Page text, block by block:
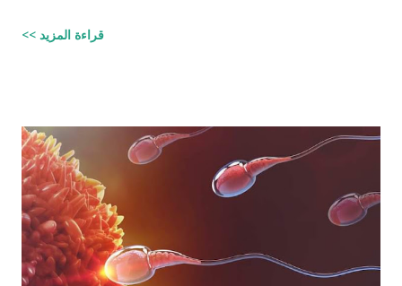
الحصص وذلك لأنه في حالات مُعَيَّنة يكون مجموع حصص الورثة أكثر
القرآن الكريم مقدار حصص الوارثين المحتمل وجودهم على الغالب
أثناء تقسيم الميراث، فمثلاً ترث الأخت نصف مقدار الأخ الشقيق ولكن
هناك الكثير من الاحتمالات لوجود عدة أنواع من الورثة في نفس الوقت
مثل (أخ، أخت، عّم، جد حفيد وكذا) وبطبيعة الحال ليس من المعقول
افتراض تفصيل آيات القرآن الكريم لكل الحالات التي فيها تراكيب
مختلفة من الوارثين، وإلِّا لصار القرآن مُجَلَّدات من الحسابات
قراءة المزيد >>